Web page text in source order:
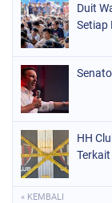
Duit
Setiap
HH
« KEMBALI